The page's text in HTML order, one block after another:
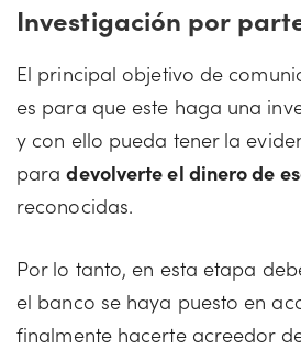
Investigación por
El principal objetivo de
es para que este haga una
y con ello pueda tener la
paradevolverte el dinero de
reconocidas.
Por lo tanto, en esta etapa
el banco se haya puesto en
finalmente hacerte acreedor